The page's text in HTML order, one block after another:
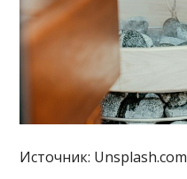
Источник: Unsplash.com